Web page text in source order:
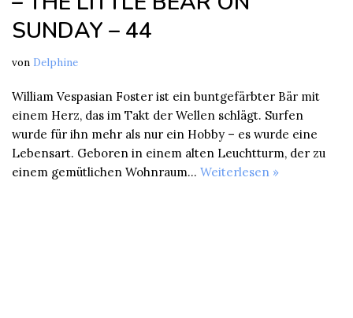
SUNDAY – 44
von Delphine
William Vespasian Foster ist ein buntgefärbter Bär mit
einem Herz, das im Takt der Wellen schlägt. Surfen
wurde für ihn mehr als nur ein Hobby – es wurde eine
Lebensart. Geboren in einem alten Leuchtturm, der zu
einem gemütlichen Wohnraum… Weiterlesen »